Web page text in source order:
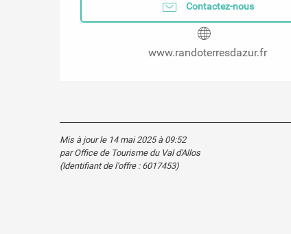
Contactez-nous
www.randoterresdazur.fr
Mis à jour le 14 mai 2025 à 09:52
par Office de Tourisme du Val d'Allos
(Identifiant de l'offre : 6017453)